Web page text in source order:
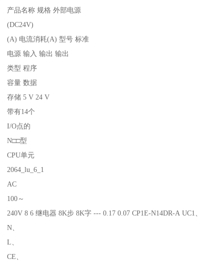
产品名称 规格 外部电源
(DC24V)
(A) 电流消耗(A) 型号 标准
电源 输入 输出 输出
类型 程序
容量 数据
存储 5 V 24 V
带有14个
I/O点的
N□□型
CPU单元
2064_lu_6_1
AC
100～
240V 8 6 继电器 8K步 8K字 --- 0.17 0.07 CP1E-N14DR-A UC1、
N、
L、
CE、